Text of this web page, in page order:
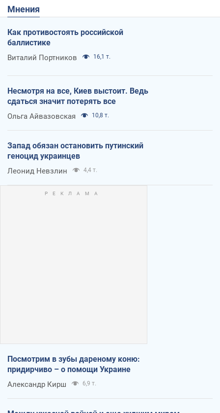
Мнения
Как противостоять российской
баллистике
Виталий Портников 16,1 т.
Несмотря на все, Киев выстоит. Ведь
сдаться значит потерять все
Ольга Айвазовская 10,8 т.
Запад обязан остановить путинский
геноцид украинцев
Леонид Невзлин 4,4 т.
Посмотрим в зубы дареному коню:
придирчиво – о помощи Украине
Александр Кирш 6,9 т.